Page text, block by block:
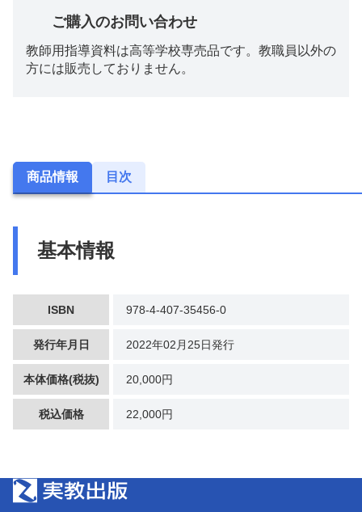
ご購入のお問い合わせ
教師用指導資料は高等学校専売品です。教職員以外の
方には販売しておりません。
商品情報 目次
基本情報
ISBN 978-4-407-35456-0
発行年月日 2022年02月25日発行
本体価格(税抜) 20,000円
税込価格 22,000円